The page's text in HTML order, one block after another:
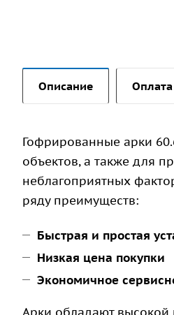
Описание Оплата
Гофрированные арки
объектов, а также для
неблагоприятных
ряду преимуществ:
Быстрая и простая
Низкая цена покупки
Экономичное